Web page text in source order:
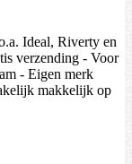
Ideal, Riverty en
verzending - Voor
- Eigen merk
makkelijk op